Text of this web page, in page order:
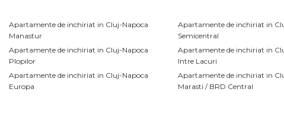
Apartamente de inchiriat in Cluj-Napoca
Manastur
Apartamente de inchiriat in Cluj-Napoca
Plopilor
Apartamente de inchiriat in Cluj-Napoca
Europa
Apartamente de inchiriat in
Semicentral
Apartamente de inchiriat in
Intre Lacuri
Apartamente de inchiriat in
Marasti / BRD Central